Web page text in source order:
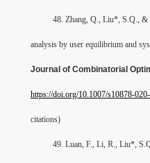
48. Zhang, Q., Liu*, S.Q.,
analysis by user equilibrium and
Journal of Combinatorial
https://doi.org/10.1007/s10878-
citations)
49. Luan, F., Li, R., Liu*,